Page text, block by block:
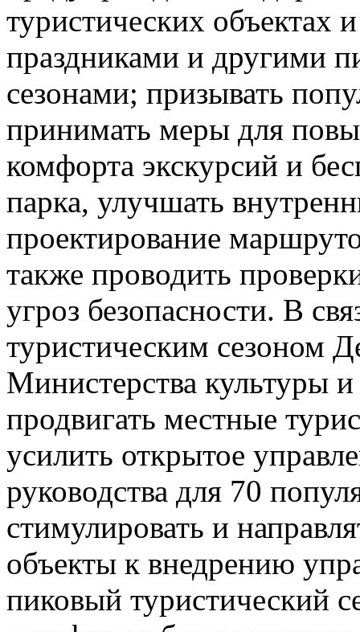
туристических объектах
праздниками и другими
сезонами; призывать
принимать меры для
комфорта экскурсий и
парка, улучшать
проектирование
также проводить
угроз безопасности. В
туристическим сезоном
Министерства культуры
продвигать местные
усилить открытое
руководства для 70
стимулировать и
объекты к внедрению
пиковый туристический